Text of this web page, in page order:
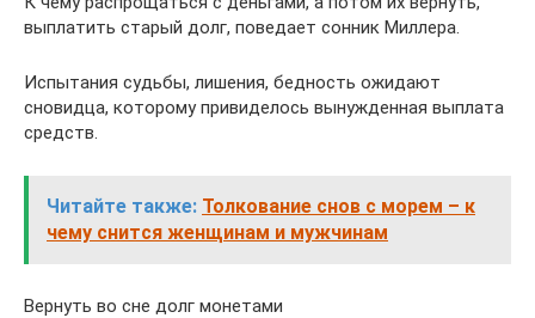
выплатить старый долг, поведает сонник Миллера.
Испытания судьбы, лишения, бедность ожидают
сновидца, которому привиделось вынужденная выплата
средств.
Читайте также: Толкование снов с морем – к
чему снится женщинам и мужчинам
Вернуть во сне долг монетами